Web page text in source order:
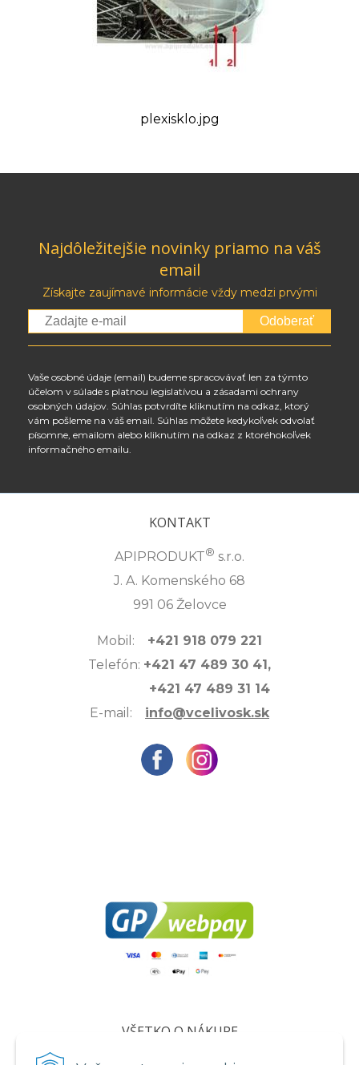
plexisklo.jpg
Najdôležitejšie novinky priamo na váš
email
Získajte zaujímavé informácie vždy medzi prvými
Odoberať
Vaše osobné údaje (email) budeme spracovávať len za týmto
účelom v súlade s platnou legislatívou a zásadami ochrany
osobných údajov. Súhlas potvrdíte kliknutím na odkaz, ktorý
vám pošleme na váš email. Súhlas môžete kedykoľvek odvolať
písomne, emailom alebo kliknutím na odkaz z ktoréhokoľvek
informačného emailu.
KONTAKT
APIPRODUKT® s.r.o.
J. A. Komenského 68
991 06 Želovce
Mobil: +421 918 079 221
Telefón: +421 47 489 30 41,
+421 47 489 31 14
E-mail: info@vcelivosk.sk
VŠETKO O NÁKUPE
Certifikáty